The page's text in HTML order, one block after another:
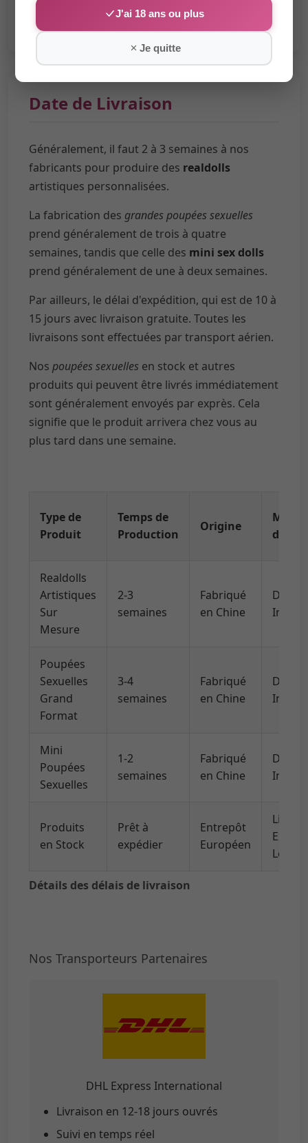
Date de Livraison
Généralement, il faut 2 à 3 semaines à nos
fabricants pour produire des realdolls
artistiques personnalisées.
La fabrication des grandes poupées sexuelles
prend généralement de trois à quatre
semaines, tandis que celle des mini sex dolls
prend généralement de une à deux semaines.
Par ailleurs, le délai d'expédition, qui est de 10 à
15 jours avec livraison gratuite. Toutes les
livraisons sont effectuées par transport aérien.
Nos poupées sexuelles en stock et autres
produits qui peuvent être livrés immédiatement
sont généralement envoyés par exprès. Cela
signifie que le produit arrivera chez vous au
plus tard dans une semaine.
Détails des délais de livraison
Type de
Produit
Temps de
Production
Origine
Realdolls
Artistiques
Sur
Mesure
2-3
semaines
Fabriqué
en Chine
DHL/
Poupées
Sexuelles
Grand
Format
3-4
semaines
Fabriqué
en Chine
DHL/
Mini
Poupées
Sexuelles
1-2
semaines
Fabriqué
en Chine
DHL/
Produits
en Stock
Prêt à
expédier
Entrepôt
Européen
Locale
Nos Transporteurs Partenaires
DHL Express International
Livraison en 12-18 jours ouvrés
Suivi en temps réel
J'ai 18 ans ou plus
Je quitte